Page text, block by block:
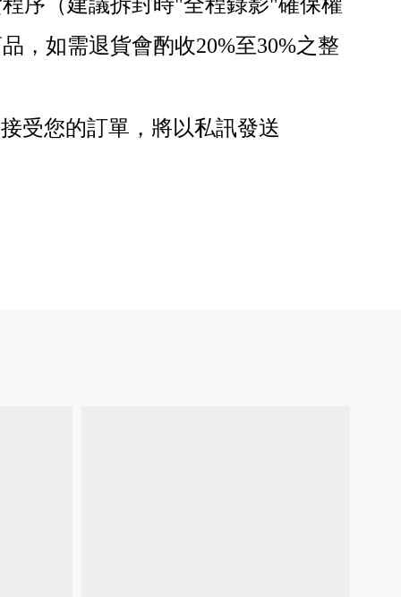
序（建議拆封時"全程錄影"確保權
，如需退貨會酌收20%至30%之整
受您的訂單，將以私訊發送